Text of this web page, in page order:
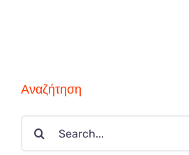
Αναζήτηση
Search